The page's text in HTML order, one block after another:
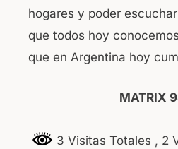
hogares y poder
que todos hoy
que en Argentina hoy
MATRIX
3 Visitas Totales , 2